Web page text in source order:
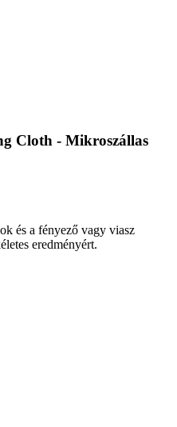
Cloth - Mikroszállas
és a fényező vagy viasz
eredményért.